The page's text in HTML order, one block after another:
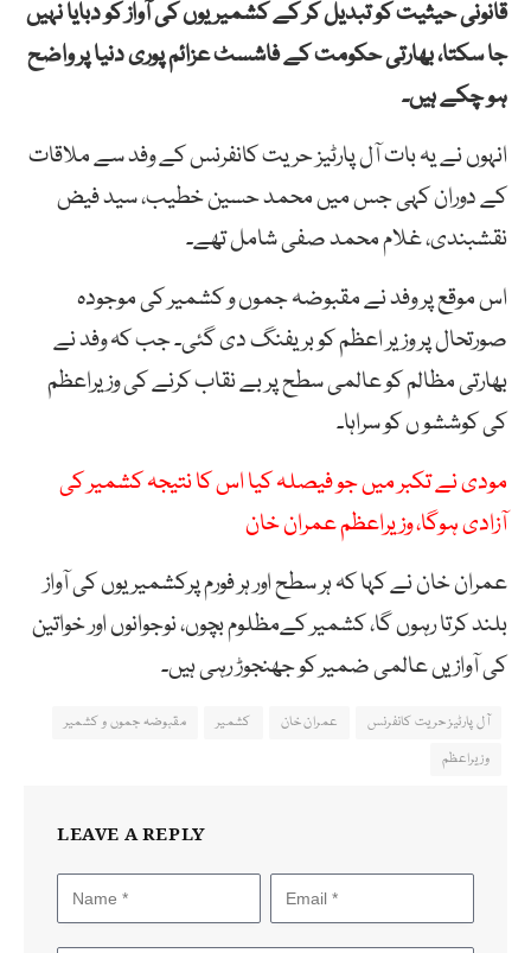
قانونی حیثیت کو تبدیل کر کے کشمیریوں کی آواز کو دبایا نہیں
جا سکتا، بھارتی حکومت کے فاشسٹ عزائم پوری دنیا پر واضح
ہو چکے ہیں۔
انہوں نے یہ بات آل پارٹیز حریت کانفرنس کے وفد سے ملاقات
کے دوران کہی جس میں محمد حسین خطیب، سید فیض
نقشبندی، غلام محمد صفی شامل تھے۔
اس موقع پر وفد نے مقبوضہ جموں و کشمیر کی موجودہ
صورتحال پر وزیر اعظم کو بریفنگ دی گئی۔ جب کہ وفد نے
بھارتی مظالم کو عالمی سطح پر بے نقاب کرنے کی وزیراعظم
کی کوششو ں کو سراہا۔
مودی نے تکبر میں جو فیصلہ کیا اس کا نتیجہ کشمیر کی
آزادی ہوگا، وزیراعظم عمران خان
عمران خان نے کہا کہ ہر سطح اور ہر فورم پرکشمیریوں کی آواز
بلند کرتا رہوں گا، کشمیر کےمظلوم بچوں، نوجوانوں اور خواتین
کی آوازیں عالمی ضمیر کو جھنجوڑ رہی ہیں۔
آل پارٹیز حریت کانفرنس عمران خان کشمیر
مقبوضہ جموں و کشمیر
وزیراعظم
LEAVE A REPLY